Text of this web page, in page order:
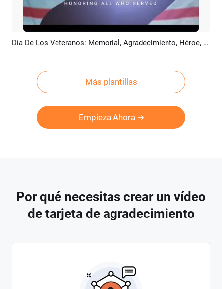
Previsualizar Crear IA Día De Los Veteranos: Memorial, Agradecimiento, Héroe, Documental, Historia, Presentación De Diapositivas
Más plantillas
Empieza Ahora
Por qué necesitas crear un vídeo
de tarjeta de agradecimiento